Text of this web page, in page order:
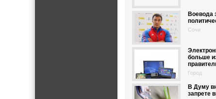
Воевода
Сочи
больше
Город
В Думу
запрете